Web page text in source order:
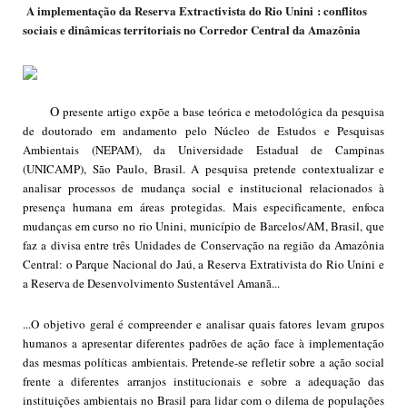
A implementação da Reserva Extractivista do Rio Unini : conflitos
sociais e dinâmicas territoriais no Corredor Central da Amazônia
O presente artigo expõe a base teórica e metodológica da pesquisa
de doutorado em andamento pelo Núcleo de Estudos e Pesquisas
Ambientais (NEPAM), da Universidade Estadual de Campinas
(UNICAMP), São Paulo, Brasil. A pesquisa pretende contextualizar e
analisar processos de mudança social e institucional relacionados à
presença humana em áreas protegidas. Mais especificamente, enfoca
mudanças em curso no rio Unini, município de Barcelos/AM, Brasil, que
faz a divisa entre três Unidades de Conservação na região da Amazônia
Central: o Parque Nacional do Jaú, a Reserva Extrativista do Rio Unini e
a Reserva de Desenvolvimento Sustentável Amanã...
...O objetivo geral é compreender e analisar quais fatores levam grupos
humanos a apresentar diferentes padrões de ação face à implementação
das mesmas políticas ambientais. Pretende-se refletir sobre a ação social
frente a diferentes arranjos institucionais e sobre a adequação das
instituições ambientais no Brasil para lidar com o dilema de populações